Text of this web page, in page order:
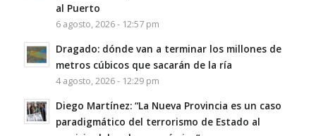
al Puerto
6 agosto, 2026 - 12:57 pm
Dragado: dónde van a terminar los millones de
metros cúbicos que sacarán de la ría
4 agosto, 2026 - 12:29 pm
Diego Martínez: “La Nueva Provincia es un caso
paradigmático del terrorismo de Estado al